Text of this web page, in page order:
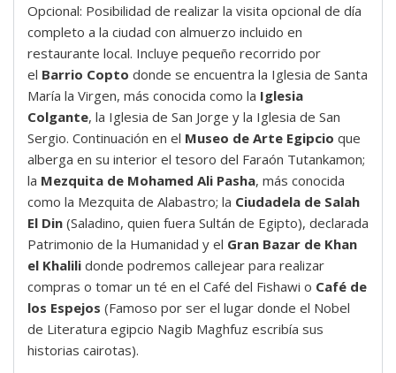
Opcional: Posibilidad de realizar la visita opcional de día
completo a la ciudad con almuerzo incluido en
restaurante local. Incluye pequeño recorrido por
el Barrio Copto donde se encuentra la Iglesia de Santa
María la Virgen, más conocida como la Iglesia
Colgante, la Iglesia de San Jorge y la Iglesia de San
Sergio. Continuación en el Museo de Arte Egipcio que
alberga en su interior el tesoro del Faraón Tutankamon;
la Mezquita de Mohamed Ali Pasha, más conocida
como la Mezquita de Alabastro; la Ciudadela de Salah
El Din (Saladino, quien fuera Sultán de Egipto), declarada
Patrimonio de la Humanidad y el Gran Bazar de Khan
el Khalili donde podremos callejear para realizar
compras o tomar un té en el Café del Fishawi o Café de
los Espejos (Famoso por ser el lugar donde el Nobel
de Literatura egipcio Nagib Maghfuz escribía sus
historias cairotas).